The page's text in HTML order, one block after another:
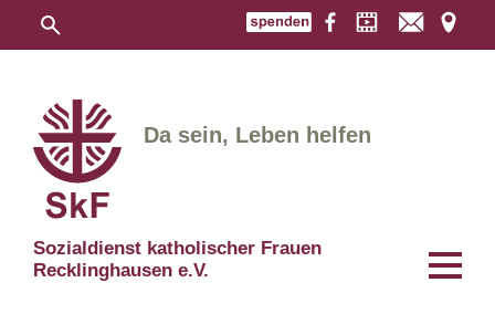
Sozialdienst katholischer Frauen
Recklinghausen e.V.
Da sein, Leben helfen